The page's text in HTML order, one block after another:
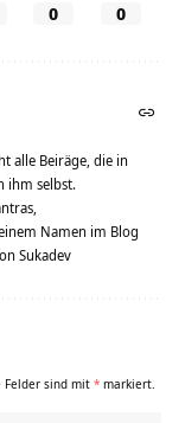
0 0
alle Beiräge, die in
ihm selbst.
Namen im Blog
Sukadev
Felder sind mit * markiert.